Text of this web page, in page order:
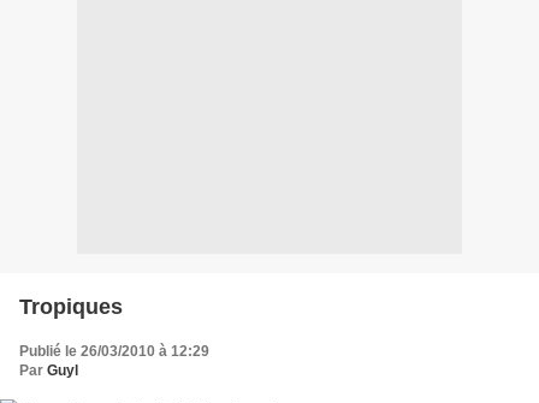
Tropiques
Publié le 26/03/2010 à 12:29
Par Guyl